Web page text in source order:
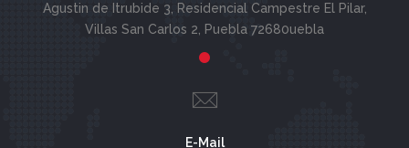
Agustin de Itrubide 3, Residencial Campestre El Pilar,
Villas San Carlos 2, Puebla 72680uebla
E-Mail